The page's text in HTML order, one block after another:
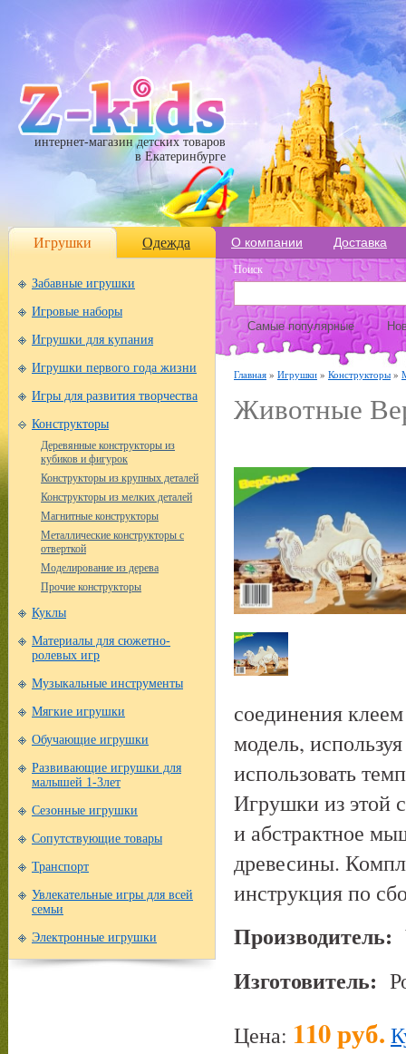
интернет-магазин детских товаров
в Екатеринбурге
Игрушки Одежда О компании Доставка
Забавные игрушки
Игровые наборы
Игрушки для купания
Игрушки первого года жизни
Игры для развития творчества
Конструкторы
Деревянные конструкторы из
кубиков и фигурок
Конструкторы из крупных деталей
Конструкторы из мелких деталей
Магнитные конструкторы
Металлические конструкторы с
отверткой
Моделирование из дерева
Прочие конструкторы
Куклы
Материалы для сюжетно-
ролевых игр
Музыкальные инструменты
Мягкие игрушки
Обучающие игрушки
Развивающие игрушки для
малышей 1-3лет
Сезонные игрушки
Сопутствующие товары
Транспорт
Увлекательные игры для всей
семьи
Электронные игрушки
Поиск
Самые популярные
Главная » Игрушки » Конструкторы »
Животные
соединения
модель,
использовать
Игрушки из этой
и абстрактное
древесины.
инструкция по
Производитель:
Изготовитель:
Цена: 110 руб.